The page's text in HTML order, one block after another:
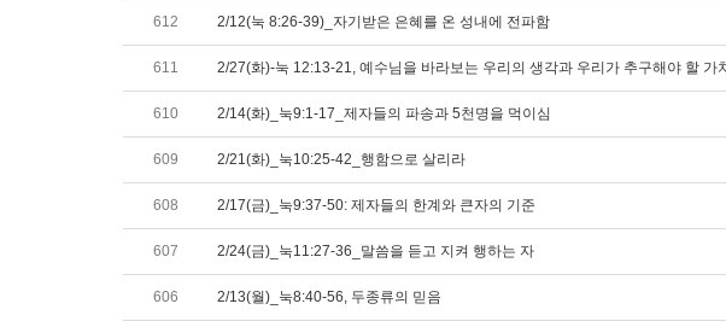
612 2/12(눅 8:26-39)_자기받은 은혜를 온 성내에 전파함
611 2/27(화)-눅 12:13-21, 예수님을 바라보는 우리의 생각과 우리가 추구해야 할 가치
610 2/14(화)_눅9:1-17_제자들의 파송과 5천명을 먹이심
609 2/21(화)_눅10:25-42_행함으로 살리라
608 2/17(금)_눅9:37-50: 제자들의 한계와 큰자의 기준
607 2/24(금)_눅11:27-36_말씀을 듣고 지켜 행하는 자
606 2/13(월)_눅8:40-56, 두종류의 믿음